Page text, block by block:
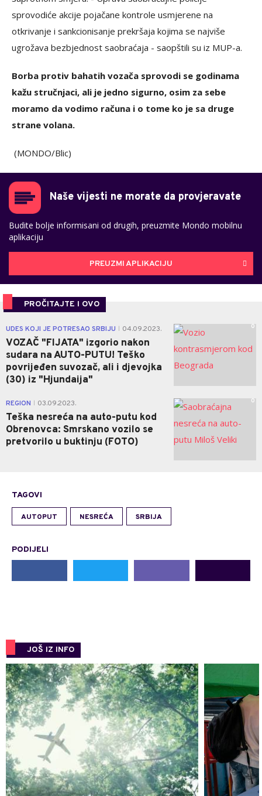
sprovodiće akcije pojačane kontrole usmjerene na
otkrivanje i sankcionisanje prekršaja kojima se najviše
ugrožava bezbjednost saobraćaja - saopštili su iz MUP-a.
Borba protiv bahatih vozača sprovodi se godinama
kažu stručnjaci, ali je jedno sigurno, osim za sebe
moramo da vodimo računa i o tome ko je sa druge
strane volana.
(MONDO/Blic)
Naše vijesti ne morate da provjeravate
Budite bolje informisani od drugih, preuzmite Mondo mobilnu
aplikaciju
PREUZMI APLIKACIJU
PROČITAJTE I OVO
UDES KOJI JE POTRESAO SRBIJU 04.09.2023.
VOZAČ "FIJATA" izgorio nakon
sudara na AUTO-PUTU! Teško
povrijeđen suvozač, ali i djevojka
(30) iz "Hjundaija"
0
REGION 03.09.2023.
Teška nesreća na auto-putu kod
Obrenovca: Smrskano vozilo se
pretvorilo u buktinju (FOTO)
0
TAGOVI
AUTOPUT NESREĆA SRBIJA
PODIJELI
JOŠ IZ INFO
0